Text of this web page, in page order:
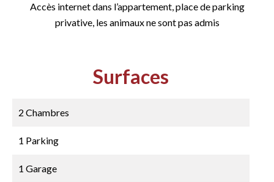
Accès internet dans l’appartement, place de parking
privative, les animaux ne sont pas admis
Surfaces
2 Chambres
1 Parking
1 Garage